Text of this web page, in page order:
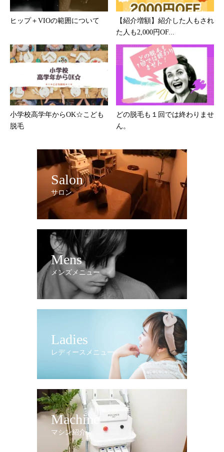
ヒップ＋VIOの範囲について
【紹介増額】紹介した人もされ
た人も2,000円OF...
小学校高学年からOK☆こども
脱毛
どの脱毛も１回では終わりませ
ん。
Salon
サロン
Mens
メンズメニュー
Ladies
レディースメニュー
Machine
マシン紹介